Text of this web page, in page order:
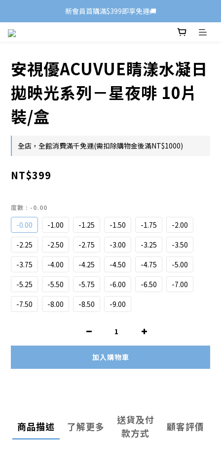
新會員首購滿$399即享免運🚚
安視優ACUVUE睛漾水凝日
拋映光系列－星夜啡 10片
裝/盒
全店，全館消費滿千免運(需扣除購物金後滿NT$1000)
NT$399
度數 : -0.00
-0.00 -1.00 -1.25 -1.50 -1.75
-2.00
-2.25
-2.50 -2.75 -3.00 -3.25
-3.50
-3.75
-4.00 -4.25 -4.50 -4.75
-5.00
-5.25
-5.50 -5.75 -6.00 -6.50
-7.00
-7.50
-8.00 -8.50 -9.00
加入購物車
商品描述 了解更多
送貨及付
款方式
顧客評價